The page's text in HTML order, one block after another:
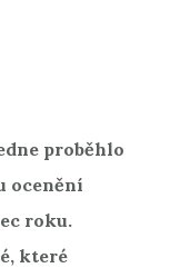
proběhlo
ocenění
roku.
které